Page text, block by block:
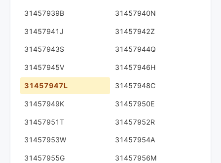
31457939B 31457940N
31457941J 31457942Z
31457943S 31457944Q
31457945V 31457946H
31457947L 31457948C
31457949K 31457950E
31457951T 31457952R
31457953W 31457954A
31457955G 31457956M